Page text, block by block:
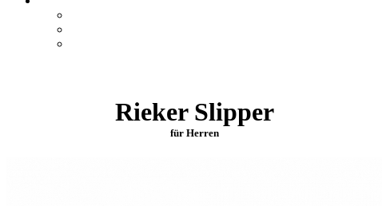
Rieker Slipper
für Herren